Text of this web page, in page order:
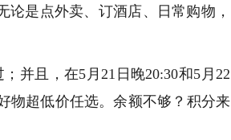
论是点外卖、订酒店、日常购物，
并且，在5月21日晚20:30和5月22
物超低价任选。余额不够？积分来